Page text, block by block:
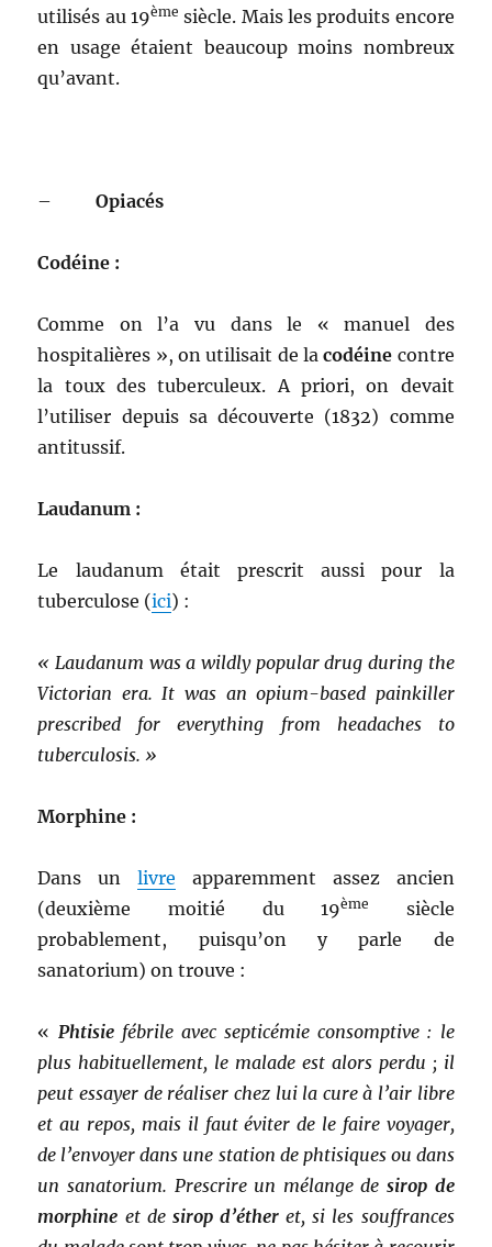
utilisés au 19ème siècle. Mais les produits encore
en usage étaient beaucoup moins nombreux
qu’avant.
–Opiacés
Codéine :
Comme on l’a vu dans le « manuel des
hospitalières », on utilisait de lacodéine contre
la toux des tuberculeux. A priori, on devait
l’utiliser depuis sa découverte (1832) comme
antitussif.
Laudanum :
Le laudanum était prescrit aussi pour la
tuberculose (ici) :
« Laudanum was a wildly popular drug during the
Victorian era. It was an opium-based painkiller
prescribed for everything from headaches to
tuberculosis. »
Morphine :
Dans unlivre apparemment assez ancien
(deuxième moitié du 19ème
siècle
probablement, puisqu’on y parle de
sanatorium) on trouve :
« Phtisiefébrile avec septicémie consomptive : le
plus habituellement, le malade est alors perdu ; il
peut essayer de réaliser chez lui la cure à l’air libre
et au repos, mais il faut éviter de le faire voyager,
de l’envoyer dans une station de phtisiques ou dans
un sanatorium. Prescrire un mélange de sirop de
morphine et de sirop d’éther et, si les souffrances